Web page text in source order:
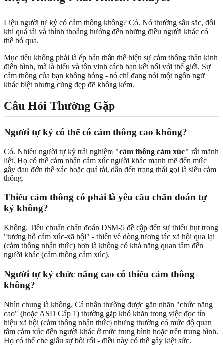
Liệu người tự kỷ có cảm thông không? Có. Nó thường sâu sắc, đôi
khi quá tải và thỉnh thoảng hướng đến những điều người khác có
thể bỏ qua.
Mục tiêu không phải là ép bản thân thể hiện sự cảm thông thần kinh
điển hình, mà là hiểu và tôn vinh cách bạn kết nối với thế giới. Sự
cảm thông của bạn không hỏng - nó chỉ đang nói một ngôn ngữ
khác biệt nhưng cũng đẹp đẽ không kém.
Câu Hỏi Thường Gặp
Người tự kỷ có thể có cảm thông cao không?
Có. Nhiều người tự kỷ trải nghiệm "cảm thông cảm xúc" rất mãnh
liệt. Họ có thể cảm nhận cảm xúc người khác mạnh mẽ đến mức
gây đau đớn thể xác hoặc quá tải, dẫn đến trạng thái gọi là siêu cảm
thông.
Thiếu cảm thông có phải là yêu cầu chẩn đoán tự
kỷ không?
Không. Tiêu chuẩn chẩn đoán DSM-5 đề cập đến sự thiếu hụt trong
"tương hỗ cảm xúc-xã hội" - thiên về dòng tương tác xã hội qua lại
(cảm thông nhận thức) hơn là không có khả năng quan tâm đến
người khác (cảm thông cảm xúc).
Người tự kỷ chức năng cao có thiếu cảm thông
không?
Nhìn chung là không. Cá nhân thường được gắn nhãn "chức năng
cao" (hoặc ASD Cấp 1) thường gặp khó khăn trong việc đọc tín
hiệu xã hội (cảm thông nhận thức) nhưng thường có mức độ quan
tâm cảm xúc đến người khác ở mức trung bình hoặc trên trung bình.
Họ có thể che giấu sự bối rối - điều này có thể gây kiệt sức.